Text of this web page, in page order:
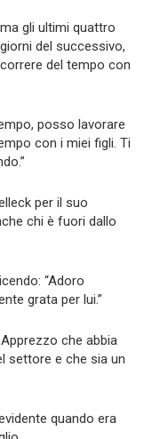
gli ultimi quattro
del successivo,
del tempo con
posso lavorare
con i miei figli. Ti
per il suo
chi è fuori dallo
“Adoro
grata per lui.”
che abbia
settore e che sia un
quando era